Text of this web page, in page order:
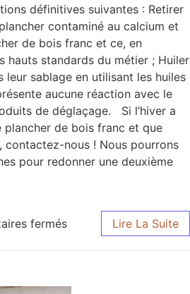
définitives suivantes : Retirer
contaminé au calcium et
de bois franc et ce, en
hauts standards du métier ; Huiler
leur sablage en utilisant les huiles
aucune réaction avec le
de déglaçage. Si l’hiver a
plancher de bois franc et que
contactez-nous ! Nous pourrons
pour redonner une deuxième
fermés Lire La Suite